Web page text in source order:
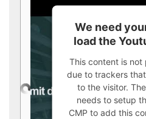
We need
load the
This content is
due to trackers
to the visitor.
needs to setup
CMP to add this